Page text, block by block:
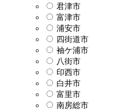
君津市
富津市
浦安市
四街道市
袖ケ浦市
八街市
印西市
白井市
富里市
南房総市